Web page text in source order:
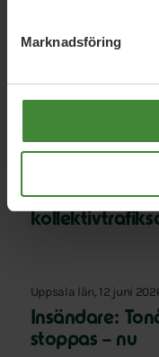
Marknadsföring
Debatt:
Uppsala län, 18 juni
Debatt:
Sverige
Uppsala län, 12 juni
Insändare:
stoppas – nu